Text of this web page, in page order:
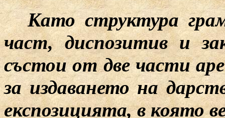
Като структура
част, диспозитив и
състои от две части
за издаването на
експозицията, в която